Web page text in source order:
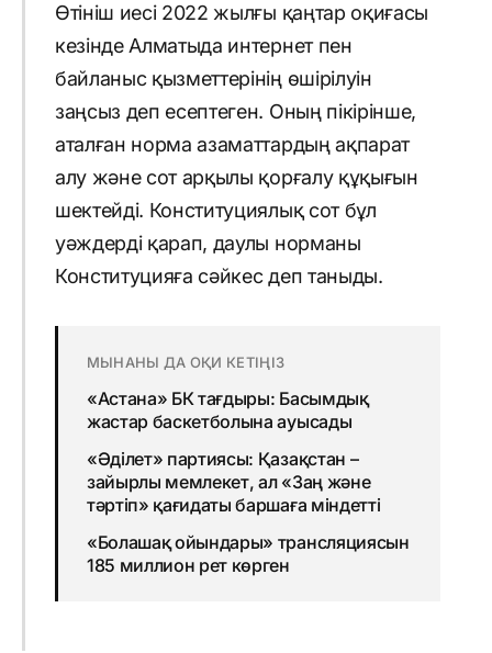
Өтініш иесі 2022 жылғы қаңтар оқиғасы
кезінде Алматыда интернет пен
байланыс қызметтерінің өшірілуін
заңсыз деп есептеген. Оның пікірінше,
аталған норма азаматтардың ақпарат
алу және сот арқылы қорғалу құқығын
шектейді. Конституциялық сот бұл
уәждерді қарап, даулы норманы
Конституцияға сәйкес деп таныды.
МЫНАНЫ ДА ОҚИ КЕТІҢІЗ
«Астана» БК тағдыры: Басымдық
жастар баскетболына ауысады
«Әділет» партиясы: Қазақстан –
зайырлы мемлекет, ал «Заң және
тәртіп» қағидаты баршаға міндетті
«Болашақ ойындары» трансляциясын
185 миллион рет көрген